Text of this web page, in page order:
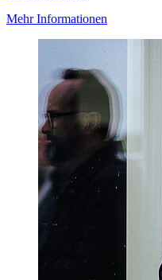
Mehr Informationen